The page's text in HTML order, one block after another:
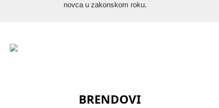
novca u zakonskom roku.
BRENDOVI